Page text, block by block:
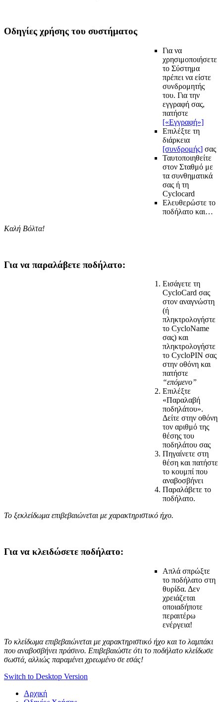
Οδηγίες χρήσης του συστήματος
Για να
χρησιμοποιήσετε
το Σύστημα
πρέπει να είστε
συνδρομητής
του. Για την
εγγραφή σας,
πατήστε
[«Εγγραφή»]
Επιλέξτε τη
διάρκεια
[συνδρομής] σας
Ταυτοποιηθείτε
στον Σταθμό με
τα συνθηματικά
σας ή τη
Cyclocard
Ελευθερώστε το
ποδήλατο και…
Καλή Βόλτα!
Για να παραλάβετε ποδήλατο:
Εισάγετε τη
CycloCard σας
στον αναγνώστη
(ή
πληκτρολογήστε
το CycloName
σας) και
πληκτρολογήστε
το CycloPIN σας
στην οθόνη και
πατήστε
“επόμενο”
Επιλέξτε
«Παραλαβή
ποδηλάτου».
Δείτε στην οθόνη
τον αριθμό της
θέσης του
ποδηλάτου σας
Πηγαίνετε στη
θέση και πατήστε
το κουμπί που
αναβοσβήνει
Παραλάβετε το
ποδήλατο.
Το ξεκλείδωμα επιβεβαιώνεται με χαρακτηριστικό ήχο.
Για να κλειδώσετε ποδήλατο:
Απλά σπρώξτε
το ποδήλατο στη
θυρίδα. Δεν
χρειάζεται
οποιαδήποτε
περαιτέρω
ενέργεια!
Το κλείδωμα επιβεβαιώνεται με χαρακτηριστικό ήχο και το λαμπάκι
που αναβοσβήνει πράσινο. Επιβεβαιώστε ότι το ποδήλατο κλείδωσε
σωστά, αλλιώς παραμένει χρεωμένο σε εσάς!
Switch to Desktop Version
Aρχική